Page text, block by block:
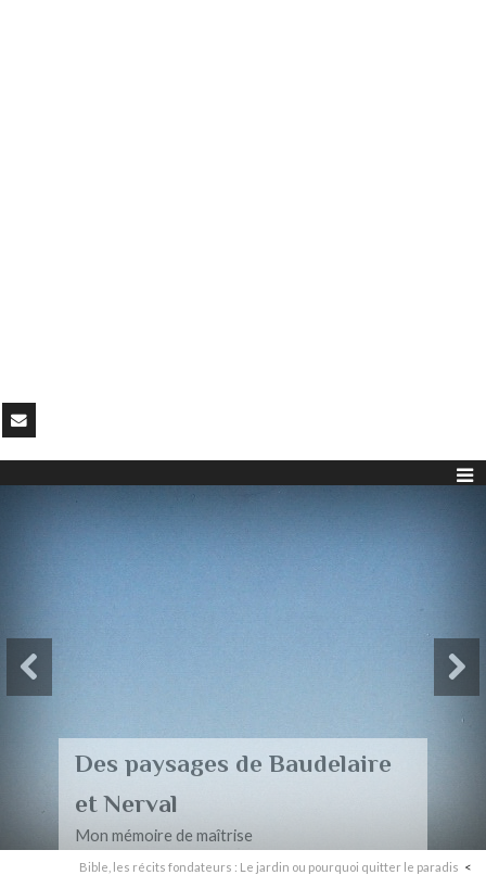
Des paysages de Baudelaire
et Nerval
Mon mémoire de maîtrise
Bible, les récits fondateurs : Le jardin ou pourquoi quitter le paradis